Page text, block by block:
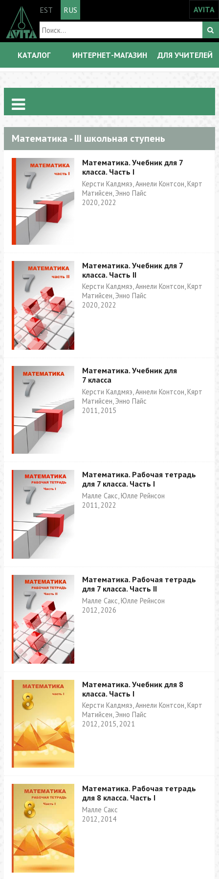
EST RUS AVITA
КАТАЛОГ ИНТЕРНЕТ-МАГАЗИН ДЛЯ УЧИТЕЛЕЙ
Математика - III школьная ступень
Математика. Учебник для 7
класса. Часть I
Керсти Калдмяэ, Аннели Контсон, Кярт
Матийсен, Энно Пайс
2020, 2022
Математика. Учебник для 7
класса. Часть II
Керсти Калдмяэ, Аннели Контсон, Кярт
Матийсен, Энно Пайс
2020, 2022
Математика. Учебник для
7 класса
Керсти Калдмяэ, Аннели Контсон, Кярт
Матийсен, Энно Пайс
2011, 2015
Математика. Рабочая тетрадь
для 7 класса. Часть I
Малле Сакс, Юлле Рейнсон
2011, 2022
Математика. Рабочая тетрадь
для 7 класса. Часть II
Малле Сакс, Юлле Рейнсон
2012, 2026
Математика. Учебник для 8
класса. Часть I
Керсти Калдмяэ, Аннели Контсон, Кярт
Матийсен, Энно Пайс
2012, 2015, 2021
Математика. Рабочая тетрадь
для 8 класса. Часть I
Малле Сакс
2012, 2014